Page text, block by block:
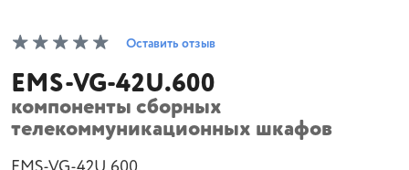
Оставить отзыв
EMS-VG-42U.600
компоненты сборных
телекоммуникационных шкафов